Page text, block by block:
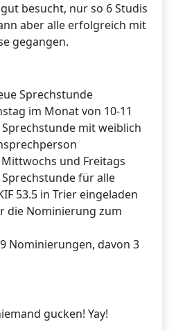
besucht, nur so 6 Studis
aber alle erfolgreich mit
gegangen.
Sprechstunde
im Monat von 10-11
Sprechstunde mit weiblich
und Freitags
Sprechstunde für alle
53.5 in Trier eingeladen
die Nominierung zum
Nominierungen, davon 3
gucken! Yay!